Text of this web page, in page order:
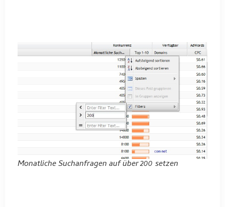
Monatliche Suchanfragen auf über 200 setzen